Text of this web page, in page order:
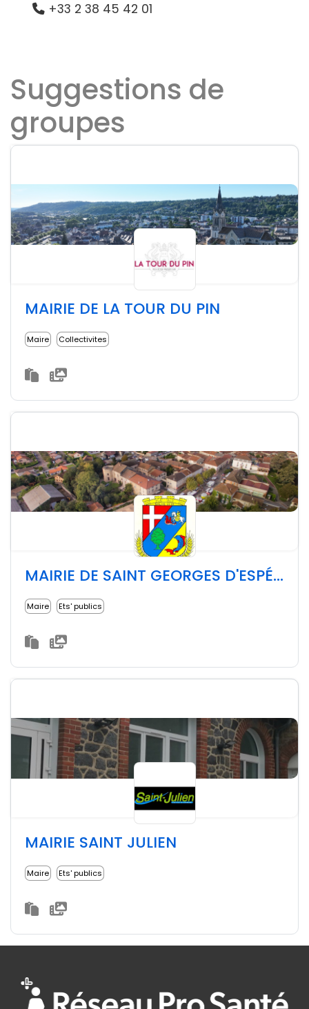
+33 2 38 45 42 01
Suggestions de
groupes
MAIRIE DE LA TOUR DU PIN
Maire Collectivites
MAIRIE DE SAINT GEORGES D'ESPÉRANCHE
Maire Ets' publics
MAIRIE SAINT JULIEN
Maire Ets' publics